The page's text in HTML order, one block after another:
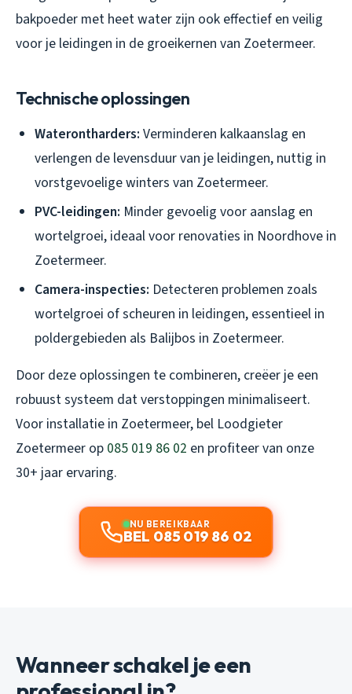
bakpoeder met heet water zijn ook effectief en veilig
voor je leidingen in de groeikernen van Zoetermeer.
Technische oplossingen
Waterontharders: Verminderen kalkaanslag en
verlengen de levensduur van je leidingen, nuttig in
vorstgevoelige winters van Zoetermeer.
PVC-leidingen: Minder gevoelig voor aanslag en
wortelgroei, ideaal voor renovaties in Noordhove in
Zoetermeer.
Camera-inspecties: Detecteren problemen zoals
wortelgroei of scheuren in leidingen, essentieel in
poldergebieden als Balijbos in Zoetermeer.
Door deze oplossingen te combineren, creëer je een
robuust systeem dat verstoppingen minimaliseert.
Voor installatie in Zoetermeer, bel Loodgieter
Zoetermeer op 085 019 86 02 en profiteer van onze
30+ jaar ervaring.
NU BEREIKBAAR
BEL 085 019 86 02
Wanneer schakel je een